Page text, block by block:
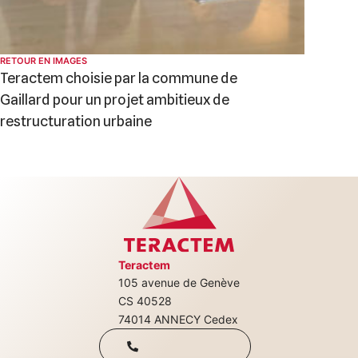
RETOUR EN IMAGES
Teractem choisie par la commune de
Gaillard pour un projet ambitieux de
restructuration urbaine
Teractem
105 avenue de Genève
CS 40528
74014 ANNECY Cedex
+33(0)4 50 08